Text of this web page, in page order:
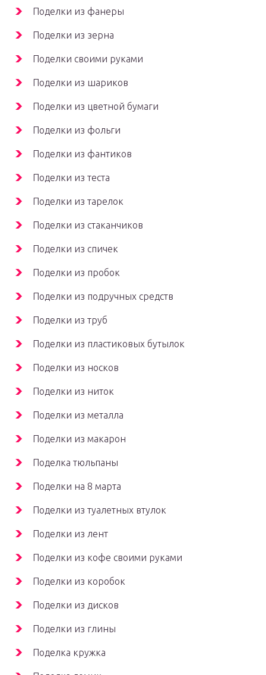
Поделки из фанеры
Поделки из зерна
Поделки своими руками
Поделки из шариков
Поделки из цветной бумаги
Поделки из фольги
Поделки из фантиков
Поделки из теста
Поделки из тарелок
Поделки из стаканчиков
Поделки из спичек
Поделки из пробок
Поделки из подручных средств
Поделки из труб
Поделки из пластиковых бутылок
Поделки из носков
Поделки из ниток
Поделки из металла
Поделки из макарон
Поделка тюльпаны
Поделки на 8 марта
Поделки из туалетных втулок
Поделки из лент
Поделки из кофе своими руками
Поделки из коробок
Поделки из дисков
Поделки из глины
Поделка кружка